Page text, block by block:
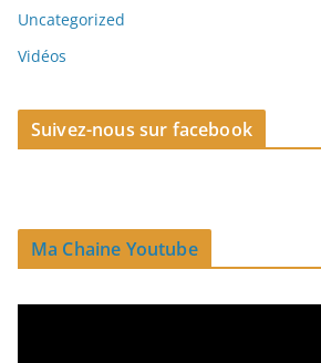
Uncategorized
Vidéos
Suivez-nous sur facebook
Ma Chaine Youtube